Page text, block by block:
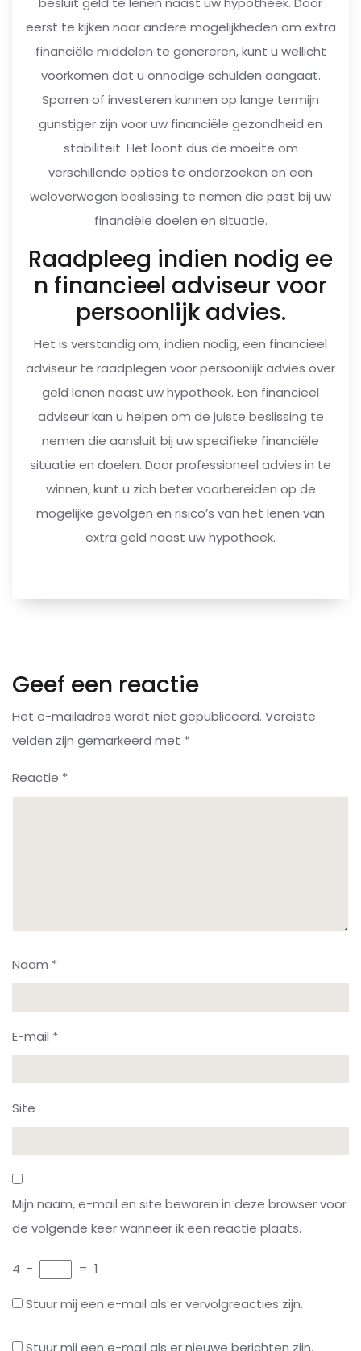
eerst te kijken naar andere mogelijkheden om extra
financiële middelen te genereren, kunt u wellicht
voorkomen dat u onnodige schulden aangaat.
Sparren of investeren kunnen op lange termijn
gunstiger zijn voor uw financiële gezondheid en
stabiliteit. Het loont dus de moeite om
verschillende opties te onderzoeken en een
weloverwogen beslissing te nemen die past bij uw
financiële doelen en situatie.
Raadpleeg indien nodig ee
n financieel adviseur voor
persoonlijk advies.
Het is verstandig om, indien nodig, een financieel
adviseur te raadplegen voor persoonlijk advies over
geld lenen naast uw hypotheek. Een financieel
adviseur kan u helpen om de juiste beslissing te
nemen die aansluit bij uw specifieke financiële
situatie en doelen. Door professioneel advies in te
winnen, kunt u zich beter voorbereiden op de
mogelijke gevolgen en risico’s van het lenen van
extra geld naast uw hypotheek.
Geef een reactie
Het e-mailadres wordt niet gepubliceerd. Vereiste
velden zijn gemarkeerd met *
Reactie *
Naam *
E-mail *
Site
Mijn naam, e-mail en site bewaren in deze browser voor
de volgende keer wanneer ik een reactie plaats.
4 − = 1
Stuur mij een e-mail als er vervolgreacties zijn.
Stuur mij een e-mail als er nieuwe berichten zijn.